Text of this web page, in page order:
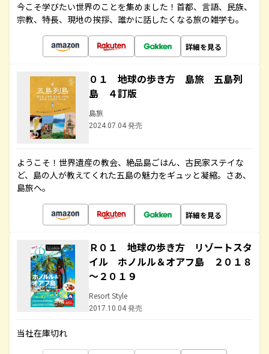
今こそ学びたい世界のことを集めました！首都、言語、民族、
宗教、特長、現地の挨拶、誰かに話したくなる旅の雑学も。
詳細を見る
０１ 地球の歩き方 島旅 五島列
島 ４訂版
島旅
2024.07.04 発売
ようこそ！世界遺産の教会、絶品島ごはん、古民家ステイな
ど、島の人が教えてくれた五島の魅力をギュッと凝縮。さあ、
島旅へ。
詳細を見る
Ｒ０１ 地球の歩き方 リゾートスタ
イル ホノルル＆オアフ島 ２０１８
～２０１９
Resort Style
2017.10.04 発売
当社在庫切れ